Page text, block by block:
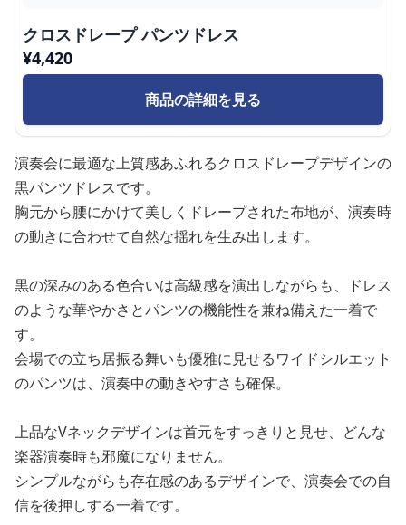
クロスドレープ パンツドレス
¥4,420
商品の詳細を見る
演奏会に最適な上質感あふれるクロスドレープデザインの
黒パンツドレスです。
胸元から腰にかけて美しくドレープされた布地が、演奏時
の動きに合わせて自然な揺れを生み出します。
黒の深みのある色合いは高級感を演出しながらも、ドレス
のような華やかさとパンツの機能性を兼ね備えた一着で
す。
会場での立ち居振る舞いも優雅に見せるワイドシルエット
のパンツは、演奏中の動きやすさも確保。
上品なVネックデザインは首元をすっきりと見せ、どんな
楽器演奏時も邪魔になりません。
シンプルながらも存在感のあるデザインで、演奏会での自
信を後押しする一着です。